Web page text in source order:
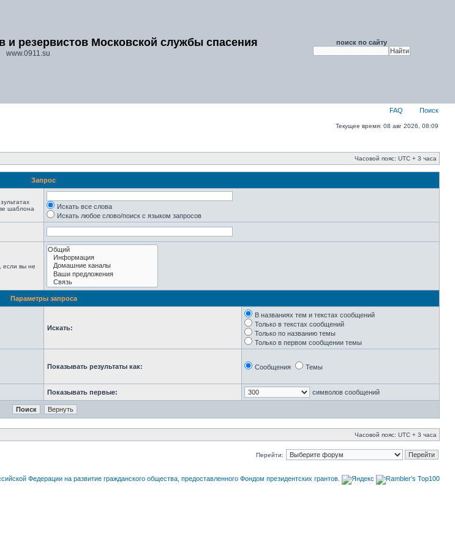
и резервистов Московской службы спасения
www.0911.su
поиск по сайту
FAQ Поиск
Текущее время: 08 авг 2026, 08:09
Часовой пояс: UTC + 3 часа
Запрос
шаблона
Искать все слова
Искать любое слово/поиск с языком запросов
если вы не
Параметры запроса
Искать:
В названиях тем и текстах сообщений
Только в текстах сообщений
Только по названию темы
Только в первом сообщении темы
Показывать результаты как: Сообщения Темы
Показывать первые: символов сообщений
Часовой пояс: UTC + 3 часа
Перейти: